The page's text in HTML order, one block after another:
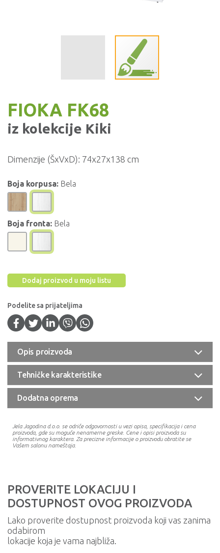
FIOKA FK68
iz kolekcije Kiki
Dimenzije (ŠxVxD): 74x27x138 cm
Boja korpusa: Bela
Boja fronta: Bela
Dodaj proizvod u moju listu
Podelite sa prijateljima
Opis proizvoda
Tehničke karakteristike
Dodatna oprema
Jela Jagodina d.o.o. se odriče odgovornosti u vezi opisa, specifikacija i cena
proizvoda, gde su moguće nenamerne greske. Cene i opisi proizvoda su
informativnog karaktera. Za precizne informacije o proizvodu obratite se
Vašem salonu nameštaja.
PROVERITE LOKACIJU I
DOSTUPNOST OVOG PROIZVODA
Lako proverite dostupnost proizvoda koji vas zanima
odabirom
lokacije koja je vama najbliža.